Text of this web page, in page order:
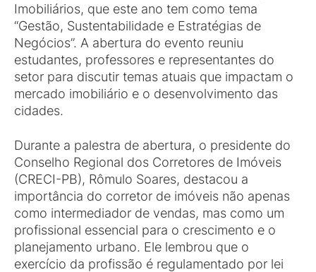
Imobiliários, que este ano tem como tema
“Gestão, Sustentabilidade e Estratégias de
Negócios”. A abertura do evento reuniu
estudantes, professores e representantes do
setor para discutir temas atuais que impactam o
mercado imobiliário e o desenvolvimento das
cidades.
Durante a palestra de abertura, o presidente do
Conselho Regional dos Corretores de Imóveis
(CRECI-PB), Rômulo Soares, destacou a
importância do corretor de imóveis não apenas
como intermediador de vendas, mas como um
profissional essencial para o crescimento e o
planejamento urbano. Ele lembrou que o
exercício da profissão é regulamentado por lei